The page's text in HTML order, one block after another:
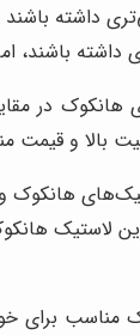
داشته
باشند،
هانکوک در
بالا و
لاستیک
مناسب برای